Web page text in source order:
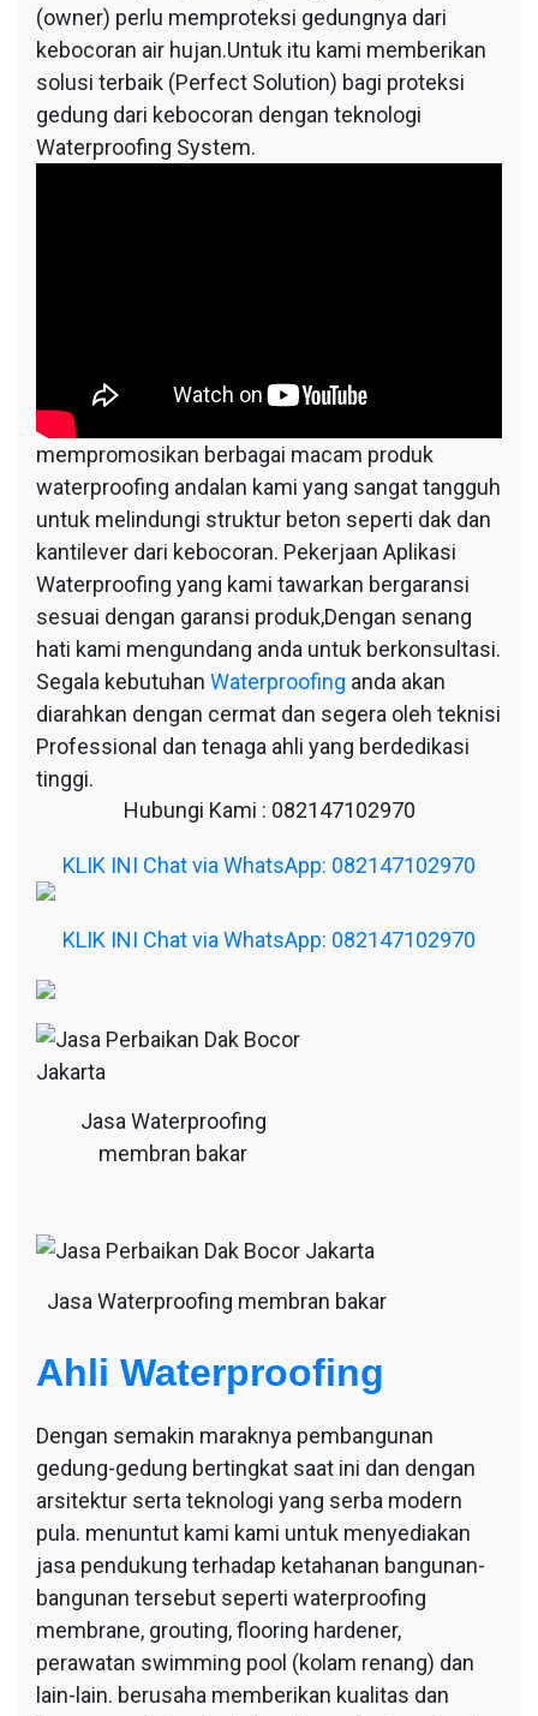
(owner) perlu memproteksi gedungnya dari
kebocoran air hujan.Untuk itu kami memberikan
solusi terbaik (Perfect Solution) bagi proteksi
gedung dari kebocoran dengan teknologi
Waterproofing System.
mempromosikan berbagai macam produk
waterproofing andalan kami yang sangat tangguh
untuk melindungi struktur beton seperti dak dan
kantilever dari kebocoran. Pekerjaan Aplikasi
Waterproofing yang kami tawarkan bergaransi
sesuai dengan garansi produk,Dengan senang
hati kami mengundang anda untuk berkonsultasi.
Segala kebutuhan Waterproofing anda akan
diarahkan dengan cermat dan segera oleh teknisi
Professional dan tenaga ahli yang berdedikasi
tinggi.
Hubungi Kami : 082147102970
KLIK INI Chat via WhatsApp: 082147102970
KLIK INI Chat via WhatsApp: 082147102970
Jasa Waterproofing
membran bakar
Jasa Waterproofing membran bakar
Ahli Waterproofing
Dengan semakin maraknya pembangunan
gedung-gedung bertingkat saat ini dan dengan
arsitektur serta teknologi yang serba modern
pula. menuntut kami kami untuk menyediakan
jasa pendukung terhadap ketahanan bangunan-
bangunan tersebut seperti waterproofing
membrane, grouting, flooring hardener,
perawatan swimming pool (kolam renang) dan
lain-lain. berusaha memberikan kualitas dan